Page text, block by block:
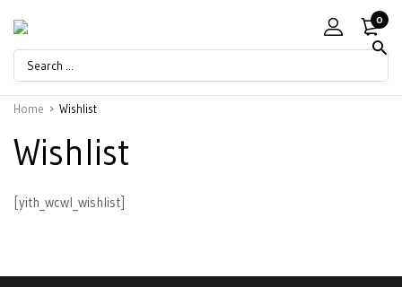
0
Home Wishlist
Wishlist
[yith_wcwl_wishlist]